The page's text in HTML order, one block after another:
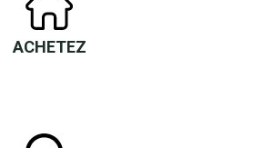
ACHETEZ